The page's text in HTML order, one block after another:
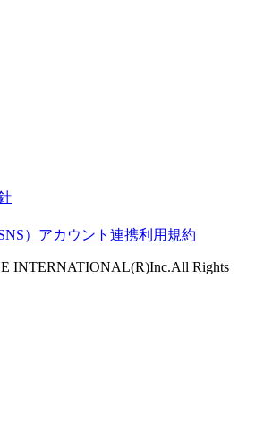
）アカウント連携利用規約
INTERNATIONAL(R)Inc.All Rights